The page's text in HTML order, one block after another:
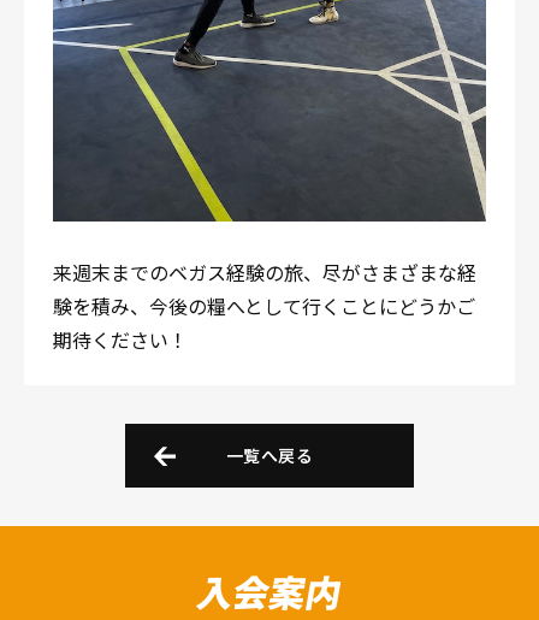
来週末までのベガス経験の旅、尽がさまざまな経
験を積み、今後の糧へとして行くことにどうかご
期待ください！
一覧へ戻る
入会案内